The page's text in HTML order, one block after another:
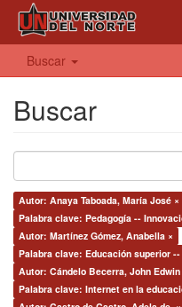
Buscar
Buscar
Autor: Anaya Taboada, María José ×
Palabra clave: Pedagogía --
Autor: Martínez Gómez, Anabella ×
Palabra clave: Educación superior
Autor: Cándelo Becerra, John Edwin
Palabra clave: Internet en la